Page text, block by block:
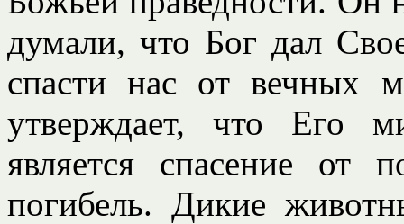
думали, что Бог дал
спасти нас от вечных
утверждает, что Его
является спасение от
погибель. Дикие